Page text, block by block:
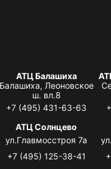
АТЦ Балашиха
Балашиха, Леоновское
ш. вл.8
+7 (495) 431-63-63
АТЦ Солнцево
ул.Главмосстроя 7а
+7 (495) 125-38-41